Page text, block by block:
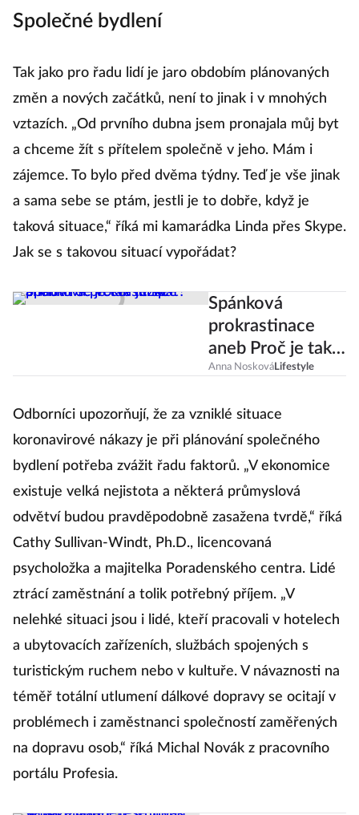
Společné bydlení
Tak jako pro řadu lidí je jaro obdobím plánovaných
změn a nových začátků, není to jinak i v mnohých
vztazích. „Od prvního dubna jsem pronajala můj byt
a chceme žít s přítelem společně v jeho. Mám i
zájemce. To bylo před dvěma týdny. Teď je vše jinak
a sama sebe se ptám, jestli je to dobře, když je
taková situace,“ říká mi kamarádka Linda přes Skype.
Jak se s takovou situací vypořádat?
Spánková
prokrastinace
aneb Proč je tak
těžké přinutit se
Anna NoskováLifestyle
Odborníci upozorňují, že za vzniklé situace
koronavirové nákazy je při plánování společného
bydlení potřeba zvážit řadu faktorů. „V ekonomice
existuje velká nejistota a některá průmyslová
odvětví budou pravděpodobně zasažena tvrdě,“ říká
Cathy Sullivan-Windt, Ph.D., licencovaná
psycholožka a majitelka Poradenského centra. Lidé
ztrácí zaměstnání a tolik potřebný příjem. „V
nelehké situaci jsou i lidé, kteří pracovali v hotelech
a ubytovacích zařízeních, službách spojených s
turistickým ruchem nebo v kultuře. V návaznosti na
téměř totální utlumení dálkové dopravy se ocitají v
problémech i zaměstnanci společností zaměřených
na dopravu osob,“ říká Michal Novák z pracovního
portálu Profesia.